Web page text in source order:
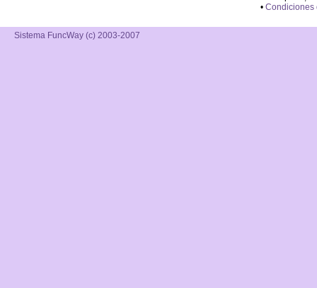
• Condiciones
Sistema FuncWay (c) 2003-2007